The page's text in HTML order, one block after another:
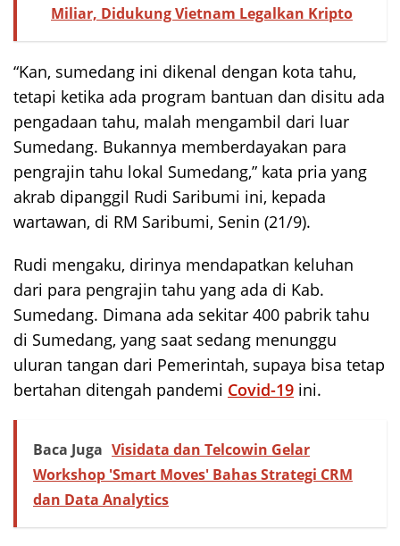
Miliar, Didukung Vietnam Legalkan Kripto
“Kan, sumedang ini dikenal dengan kota tahu,
tetapi ketika ada program bantuan dan disitu ada
pengadaan tahu, malah mengambil dari luar
Sumedang. Bukannya memberdayakan para
pengrajin tahu lokal Sumedang,” kata pria yang
akrab dipanggil Rudi Saribumi ini, kepada
wartawan, di RM Saribumi, Senin (21/9).
Rudi mengaku, dirinya mendapatkan keluhan
dari para pengrajin tahu yang ada di Kab.
Sumedang. Dimana ada sekitar 400 pabrik tahu
di Sumedang, yang saat sedang menunggu
uluran tangan dari Pemerintah, supaya bisa tetap
bertahan ditengah pandemi Covid-19 ini.
Baca Juga Visidata dan Telcowin Gelar
Workshop 'Smart Moves' Bahas Strategi CRM
dan Data Analytics